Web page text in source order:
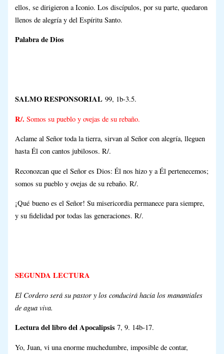
ellos, se dirigieron a Iconio. Los discípulos, por su parte, quedaron
llenos de alegría y del Espíritu Santo.
Palabra de Dios
SALMO RESPONSORIAL 99, 1b-3.5.
R/. Somos su pueblo y ovejas de su rebaño.
Aclame al Señor toda la tierra, sirvan al Señor con alegría, lleguen
hasta Él con cantos jubilosos. R/.
Reconozcan que el Señor es Dios: Él nos hizo y a Él pertenecemos;
somos su pueblo y ovejas de su rebaño. R/.
¡Qué bueno es el Señor! Su misericordia permanece para siempre,
y su fidelidad por todas las generaciones. R/.
SEGUNDA LECTURA
El Cordero será su pastor y los conducirá hacia los manantiales
de agua viva.
Lectura del libro del Apocalipsis 7, 9. 14b-17.
Yo, Juan, vi una enorme muchedumbre, imposible de contar,